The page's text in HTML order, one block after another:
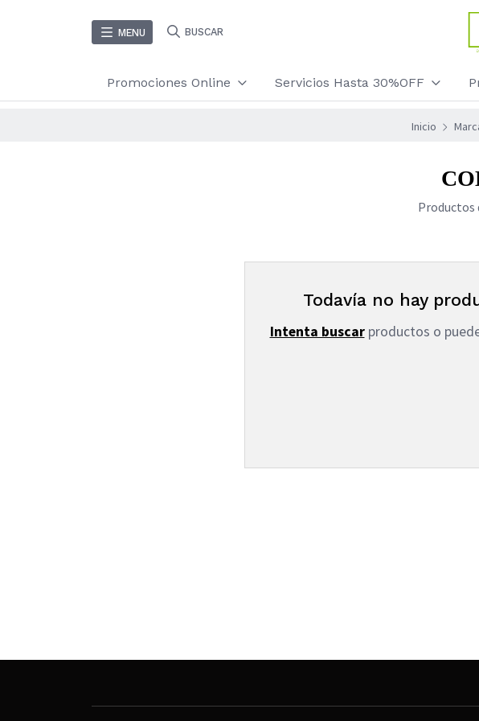
MENU BUSCAR
Promociones Online Servicios Hasta 30%OFF
Inicio
Productos
Todavía no hay
Intenta buscarproductos o